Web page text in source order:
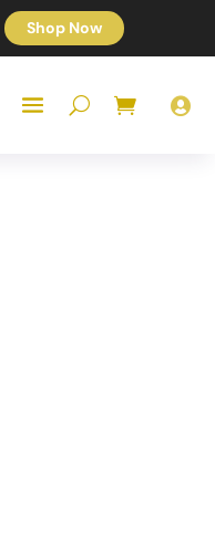
Shop Now
